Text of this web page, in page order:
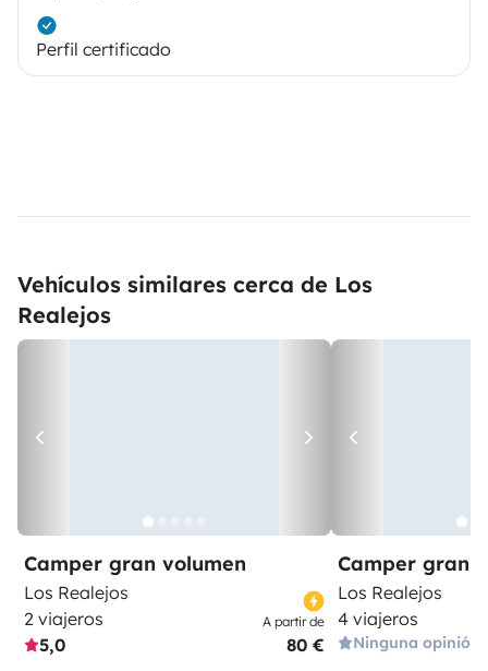
Perfil certificado
Vehículos similares cerca de Los
Realejos
Camper gran volumen
Los Realejos
2 viajeros
5,0
A partir de
80 €
Camper gran
Los Realejos
4 viajeros
Ninguna opinión